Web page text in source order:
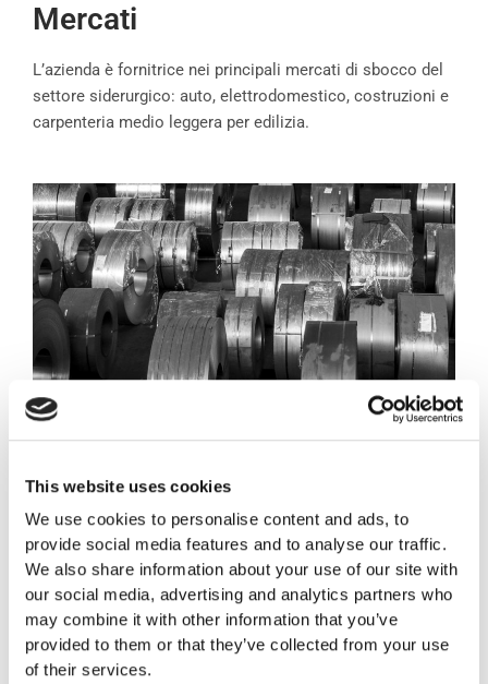
This website uses cookies
We use cookies to personalise content and ads, to
provide social media features and to analyse our traffic.
We also share information about your use of our site with
our social media, advertising and analytics partners who
may combine it with other information that you’ve
provided to them or that they’ve collected from your use
of their services.
Mercati
L’azienda è fornitrice nei principali mercati di sbocco del
settore siderurgico: auto, elettrodomestico, costruzioni e
carpenteria medio leggera per edilizia.
Prodotti
Tamac fornisce coils, nastri, fogli e formati a misura. Le
imballo e resa sono definite secondo le specifiche
singole di ogni cliente. Gli imballi, in modo particolare,
sono messi a punto secondo il capitolato del cliente.